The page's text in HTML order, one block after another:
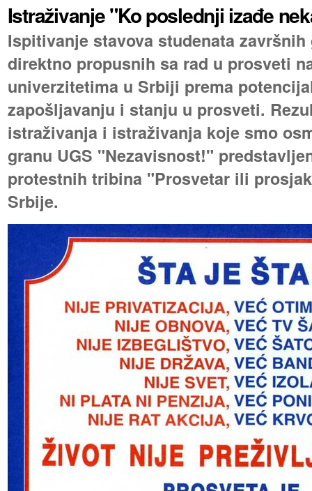
Istraživanje "Ko poslednji izađe
Ispitivanje stavova studenata
direktno propusnih sa rad u prosveti
univerzitetima u Srbiji prema
zapošljavanju i stanju u prosveti.
istraživanja i istraživanja koje smo
granu UGS "Nezavisnost!"
protestnih tribina "Prosvetar ili
Srbije.